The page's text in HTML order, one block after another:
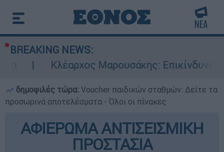
BREAKING NEWS:
Μαρουσάκης: Επικίνδυνες οι
δημοφιλές τώρα: Voucher παιδικών σταθμών: Δείτε τα
προσωρινά αποτελέσματα - Όλοι οι πίνακες
ΑΦΙΕΡΩΜΑ ΑΝΤΙΣΕΙΣΜΙΚΗ
ΠΡΟΣΤΑΣΙΑ